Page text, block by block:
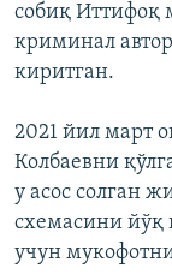
собиқ Иттифоқ
криминал
киритган.
2021 йил март
Колбаевни
у асос солган
схемасини йўқ
учун